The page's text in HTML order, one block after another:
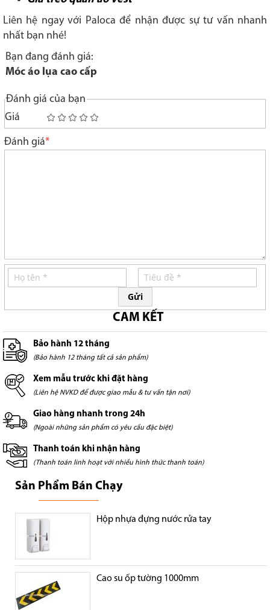
Liên hệ ngay với Paloca để nhận được sự tư vấn nhanh
nhất bạn nhé!
Bạn đang đánh giá:
Móc áo lụa cao cấp
Đánh giá của bạn
Giá
1
star
2
stars
3
stars
4
stars
5
stars
Đánh giá
Gửi
CAM KẾT
Bảo hành 12 tháng
(Bảo hành 12 tháng tất cả sản phẩm)
Xem mẫu trước khi đặt hàng
(Liên hệ NVKD để được giao mẫu & tư vấn tận nơi)
Giao hàng nhanh trong 24h
(Ngoài những sản phẩm có yêu cầu đặc biệt)
Thanh toán khi nhận hàng
(Thanh toán linh hoạt với nhiều hình thức thanh toán)
Sản Phẩm Bán Chạy
Hộp nhựa đựng nước rửa tay
Cao su ốp tường 1000mm